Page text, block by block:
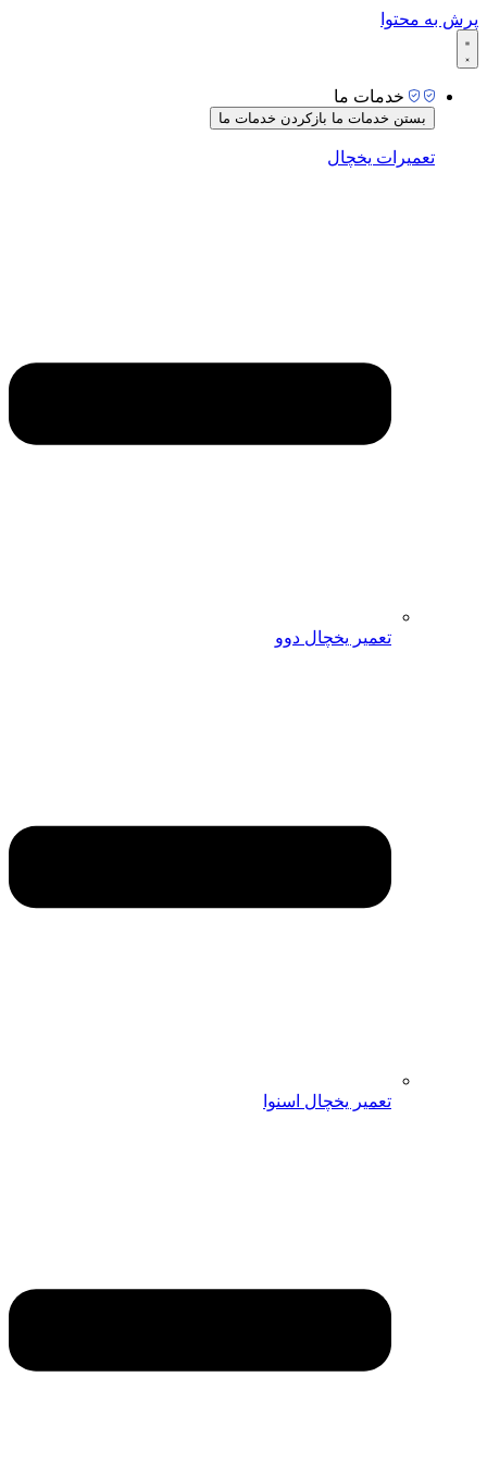
پرش به محتوا
خدمات ما
بستن خدمات ما بازکردن خدمات ما
تعمیرات یخچال
تعمیر یخچال دوو
تعمیر یخچال اسنوا